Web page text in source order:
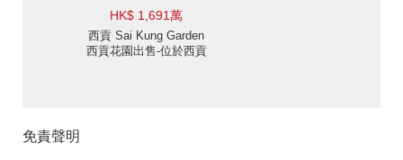
HK$ 1,691萬
西貢 Sai Kung Garden
西貢花園出售-位於西貢
免責聲明